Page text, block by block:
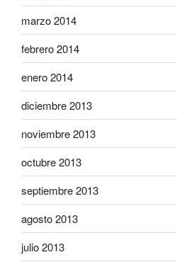
marzo 2014
febrero 2014
enero 2014
diciembre 2013
noviembre 2013
octubre 2013
septiembre 2013
agosto 2013
julio 2013